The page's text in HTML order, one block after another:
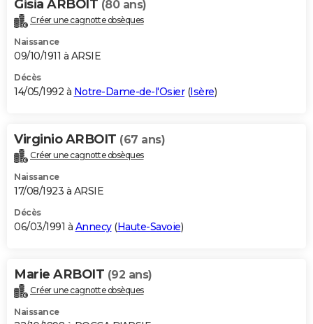
Gisia ARBOIT (80 ans)
Créer une cagnotte obsèques
Naissance
09/10/1911 à ARSIE
Décès
14/05/1992 à Notre-Dame-de-l'Osier(Isère)
Virginio ARBOIT (67 ans)
Créer une cagnotte obsèques
Naissance
17/08/1923 à ARSIE
Décès
06/03/1991 à Annecy(Haute-Savoie)
Marie ARBOIT (92 ans)
Créer une cagnotte obsèques
Naissance